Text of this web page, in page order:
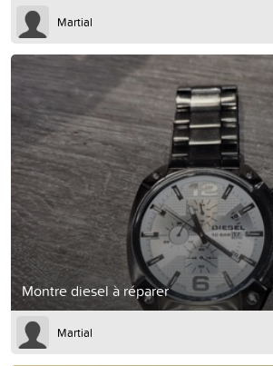
Martial
Montre diesel à réparer
Martial